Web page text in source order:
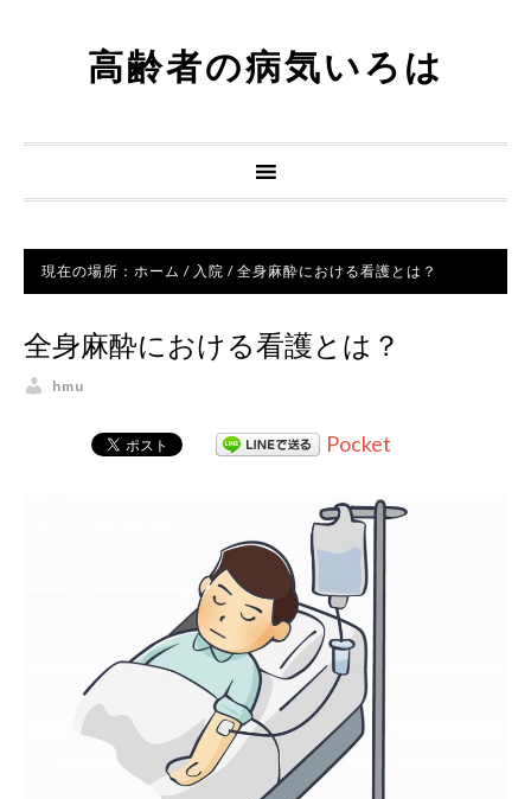
高齢者の病気いろは
現在の場所： ホーム / 入院 / 全身麻酔における看護とは？
全身麻酔における看護とは？
hmu
Pocket